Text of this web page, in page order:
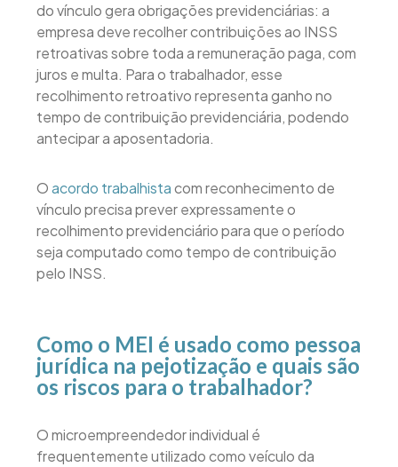
do vínculo gera obrigações previdenciárias: a
empresa deve recolher contribuições ao INSS
retroativas sobre toda a remuneração paga, com
juros e multa. Para o trabalhador, esse
recolhimento retroativo representa ganho no
tempo de contribuição previdenciária, podendo
antecipar a aposentadoria.
Oacordo trabalhistacom reconhecimento de
vínculo precisa prever expressamente o
recolhimento previdenciário para que o período
seja computado como tempo de contribuição
pelo INSS.
Como o MEI é usado como pessoa
jurídica na pejotização e quais são
os riscos para o trabalhador?
O microempreendedor individual é
frequentemente utilizado como veículo da